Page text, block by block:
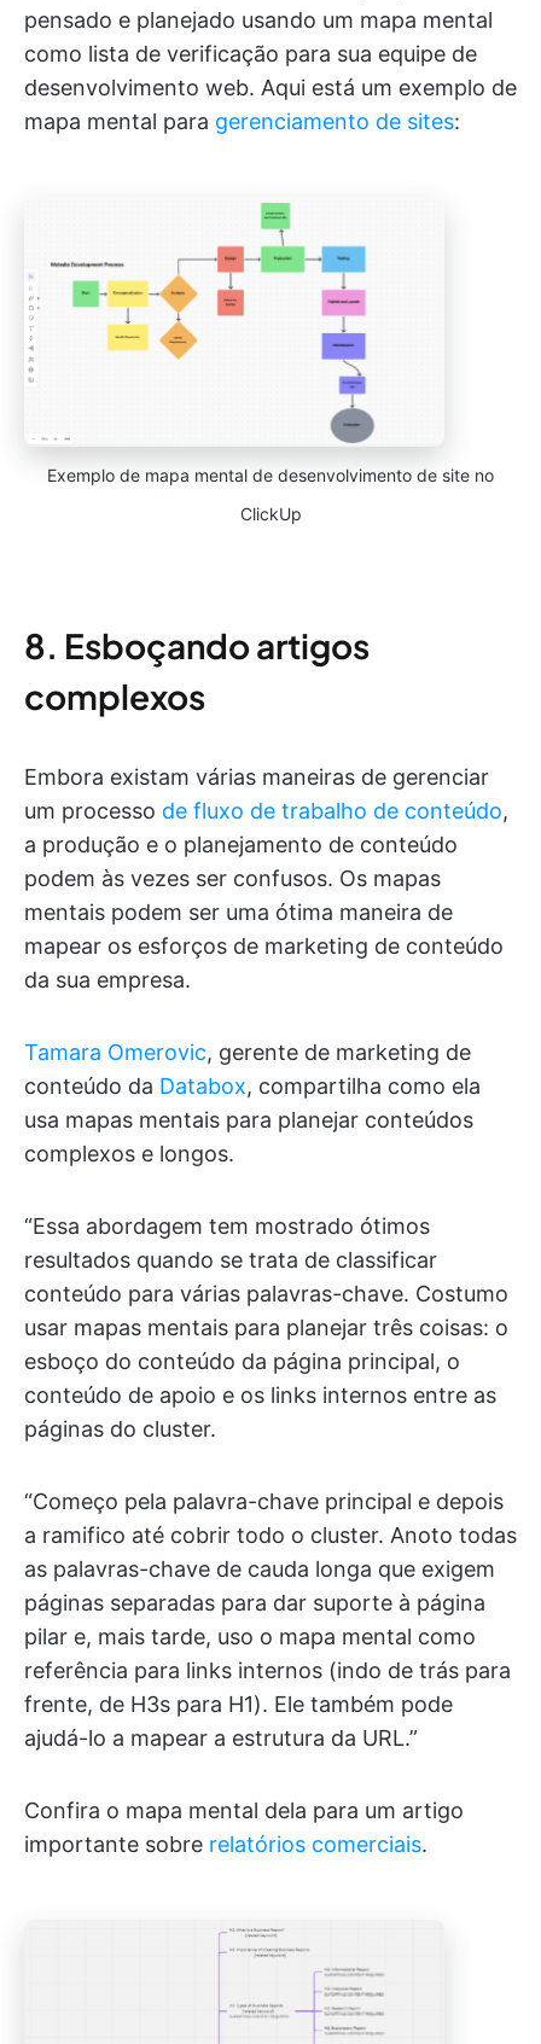
pensado e planejado usando um mapa mental
como lista de verificação para sua equipe de
desenvolvimento web. Aqui está um exemplo de
mapa mental para gerenciamento de sites:
Exemplo de mapa mental de desenvolvimento de site no
ClickUp
8. Esboçando artigos
complexos
Embora existam várias maneiras de gerenciar
um processo de fluxo de trabalho de conteúdo,
a produção e o planejamento de conteúdo
podem às vezes ser confusos. Os mapas
mentais podem ser uma ótima maneira de
mapear os esforços de marketing de conteúdo
da sua empresa.
Tamara Omerovic, gerente de marketing de
conteúdo da Databox, compartilha como ela
usa mapas mentais para planejar conteúdos
complexos e longos.
“Essa abordagem tem mostrado ótimos
resultados quando se trata de classificar
conteúdo para várias palavras-chave. Costumo
usar mapas mentais para planejar três coisas: o
esboço do conteúdo da página principal, o
conteúdo de apoio e os links internos entre as
páginas do cluster.
“Começo pela palavra-chave principal e depois
a ramifico até cobrir todo o cluster. Anoto todas
as palavras-chave de cauda longa que exigem
páginas separadas para dar suporte à página
pilar e, mais tarde, uso o mapa mental como
referência para links internos (indo de trás para
frente, de H3s para H1). Ele também pode
ajudá-lo a mapear a estrutura da URL.”
Confira o mapa mental dela para um artigo
importante sobre relatórios comerciais.